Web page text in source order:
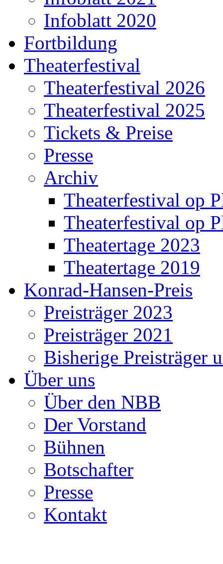
Infoblatt 2020
Fortbildung
Theaterfestival
Theaterfestival 2026
Theaterfestival 2025
Tickets & Preise
Presse
Archiv
Theaterfestival op
Theaterfestival op
Theatertage 2023
Theatertage 2019
Konrad-Hansen-Preis
Preisträger 2023
Preisträger 2021
Bisherige Preisträger
Über uns
Über den NBB
Der Vorstand
Bühnen
Botschafter
Presse
Kontakt